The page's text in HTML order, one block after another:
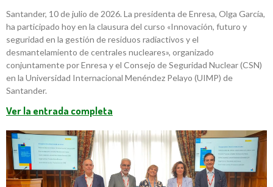
Santander, 10 de julio de 2026. La presidenta de Enresa, Olga García,
ha participado hoy en la clausura del curso «Innovación, futuro y
seguridad en la gestión de residuos radiactivos y el
desmantelamiento de centrales nucleares», organizado
conjuntamente por Enresa y el Consejo de Seguridad Nuclear (CSN)
en la Universidad Internacional Menéndez Pelayo (UIMP) de
Santander.
Ver la entrada completa